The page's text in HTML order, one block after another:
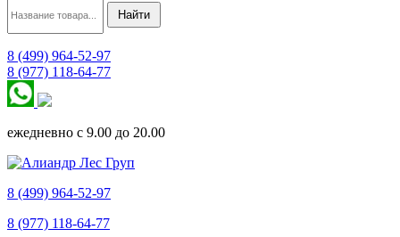
8 (499) 964-52-97
8 (977) 118-64-77
ежедневно с 9.00 до 20.00
8 (499) 964-52-97
8 (977) 118-64-77